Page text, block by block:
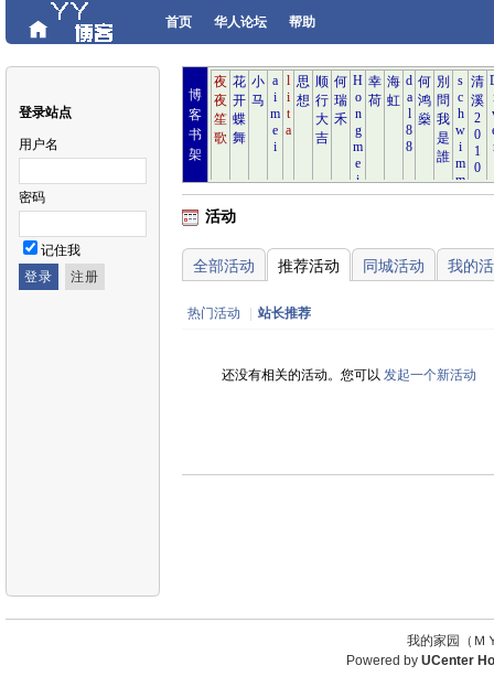
首页 华人论坛 帮助
登录站点
用户名
密码
记住我
博
客
书
架
活动
全部活动 推荐活动 同城活动 我的
热门活动 站长推荐
还没有相关的活动。您可以 发起一个新活动
我的家园（
Powered by UCenter